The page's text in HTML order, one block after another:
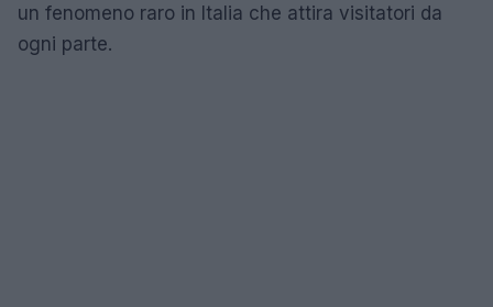
un fenomeno raro in Italia che attira visitatori da
ogni parte.